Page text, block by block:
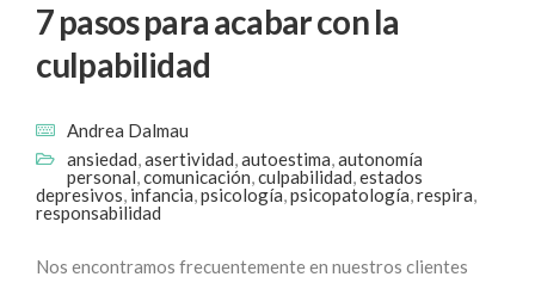
7 pasos para acabar con la
culpabilidad
Andrea Dalmau
ansiedad,asertividad,autoestima,autonomía
personal,comunicación,culpabilidad,estados
depresivos, infancia,psicología,psicopatología,respira,
responsabilidad
Nos encontramos frecuentemente en nuestros clientes